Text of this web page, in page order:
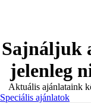
Sajnáljuk
jelenleg
Aktuális ajánlataink
Speciális ajánlatok